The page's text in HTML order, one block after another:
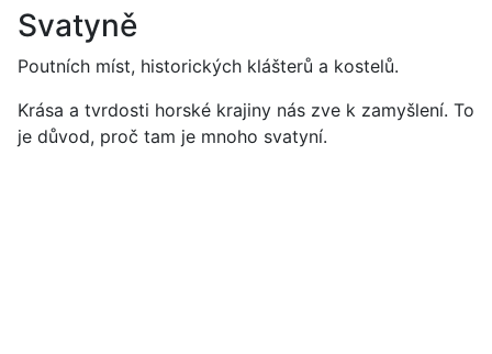
Svatyně
Poutních míst, historických klášterů a kostelů.
Krása a tvrdosti horské krajiny nás zve k zamyšlení. To
je důvod, proč tam je mnoho svatyní.